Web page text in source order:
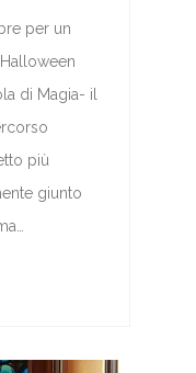
per un
di Magia- il
più
giunto